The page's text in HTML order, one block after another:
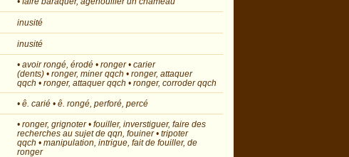
inusité
inusité
• avoir rongé, érodé • ronger • carier
(dents) • ronger, miner qqch • ronger, attaquer
qqch • ronger, attaquer qqch • ronger, corroder qqch
• ê. carié • ê. rongé, perforé, percé
• ronger, grignoter • fouiller, inverstiguer, faire des
recherches au sujet de qqn, fouiner • tripoter
qqch • manipulation, intrigue, fait de fouiller, de
ronger